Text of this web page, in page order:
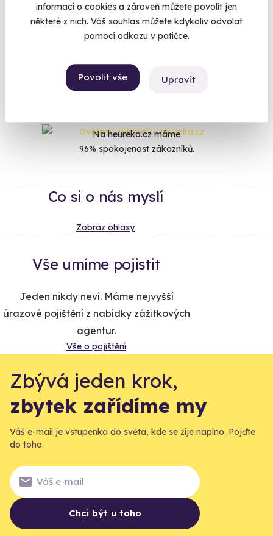
informací o cookies a zároveň můžete povolit jen
některé z nich. Váš souhlas můžete kdykoliv odvolat
pomocí odkazu v patičce.
Povolit vše Upravit
1 499 Kč
Zobrazit zážitky na mapě
Naheureka.czmáme
96% spokojenost zákazníků.
Co si o nás myslí
Zobraz ohlasy
Vše umíme pojistit
Jeden nikdy neví. Máme nejvyšší
úrazové pojištění z nabídky zážitkových
agentur.
Vše o pojištění
Zbývá jeden krok,
zbytek zařídíme my
Váš e-mail je vstupenka do světa, kde se žije naplno. Pojďte
do toho.
Chci být u toho